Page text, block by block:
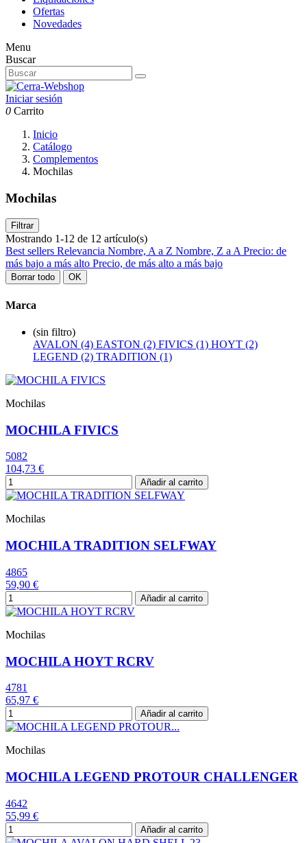
Ofertas
Novedades
Menu
Buscar
Iniciar sesión
0 Carrito
Inicio
Catálogo
Complementos
Mochilas
Mochilas
Filtrar
Mostrando 1-12 de 12 artículo(s)
Best sellers Relevancia Nombre, A a Z Nombre, Z a APrecio: de
más bajo a más alto Precio, de más alto a más bajo
Borrar todo OK
Marca
(sin filtro)
AVALON (4) EASTON (2) FIVICS (1) HOYT (2)
LEGEND (2) TRADITION (1)
Mochilas
MOCHILA FIVICS
5082
104,73 €
Añadir al carrito
Mochilas
MOCHILA TRADITION SELFWAY
4865
59,90 €
Añadir al carrito
Mochilas
MOCHILA HOYT RCRV
4781
65,97 €
Añadir al carrito
Mochilas
MOCHILA LEGEND PROTOUR CHALLENGER
4642
55,99 €
Añadir al carrito